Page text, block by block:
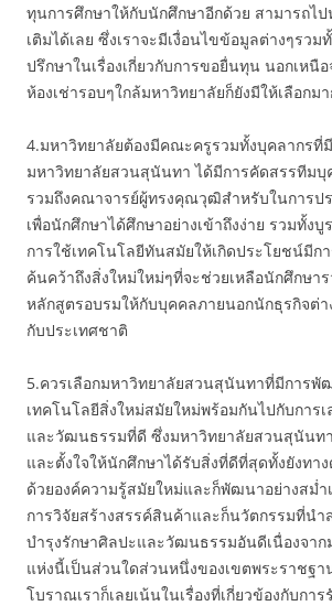
ทุนการศึกษาให้กับนักศึกษาอีกด้วย สามารถไป
เติมได้เลย ซึ่งเราจะมีเงื่อนไขข้อมูลต่างๆรว
ปรึกษาในเรื่องเกี่ยวกับการขอยื่นทุน นอกเหนื
ห้องเช่ารอบๆใกล้มหาวิทยาลัยก็ยังมีให้เลือกม
4.มหาวิทยาลัยต้องมีคณะครูรวมทั้งบุคลากร
มหาวิทยาลัยสวนสุนันทา ได้มีการคัดสรรทีมบุ
รวมถึงคณาจารย์ผู้ทรงคุณวุฒิสำหรับในการป
เพื่อนักศึกษาได้ศึกษาอย่างเข้าถึงง่าย รวมทั้ง
การใช้เทคโนโลยีทันสมัยให้เกิดประโยชน์มีก
ค้นคว้าถึงสิ่งใหม่ใหม่ๆที่จะช่วยเหลือนักศึกษา
หลักสูตรอบรมให้กับบุคคลภายนอกนักธุรกิจต่
กับประเทศชาติ
5.ควรเลือกมหาวิทยาลัยสวนสุนันทาที่มีการพั
เทคโนโลยีสิ่งใหม่สมัยใหม่พร้อมกันไปกับการเ
และวัฒนธรรมที่ดี ซึ่งมหาวิทยาลัยสวนสุนันทา
และตั้งใจให้นักศึกษาได้รับสิ่งที่ดีที่สุดทั้งยังทา
ด้วยองค์ความรู้สมัยใหม่และก็พัฒนาอย่างสม่ำ
การวิจัยสร้างสรรค์สินค้าและก็นวัตกรรมที่นำ
บำรุงรักษาศิลปะและวัฒนธรรมอันดีเนื่องจา
แห่งนี้เป็นส่วนใดส่วนหนึ่งของเขตพระราชฐ
โบราณเราก็เลยเน้นในเรื่องที่เกี่ยวข้องกับกา